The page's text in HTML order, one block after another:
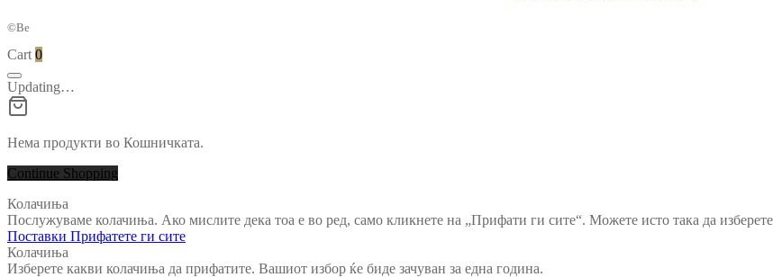
©Be
Cart 0
Updating…
Нема продукти во Кошничката.
Continue Shopping
Колачиња
Послужуваме колачиња. Ако мислите дека тоа е во ред, само кликнете на „Прифати ги сите“. Можете исто така да
Поставки Прифатете ги сите
Колачиња
Изберете какви колачиња да прифатите. Вашиот избор ќе биде зачуван за една година.